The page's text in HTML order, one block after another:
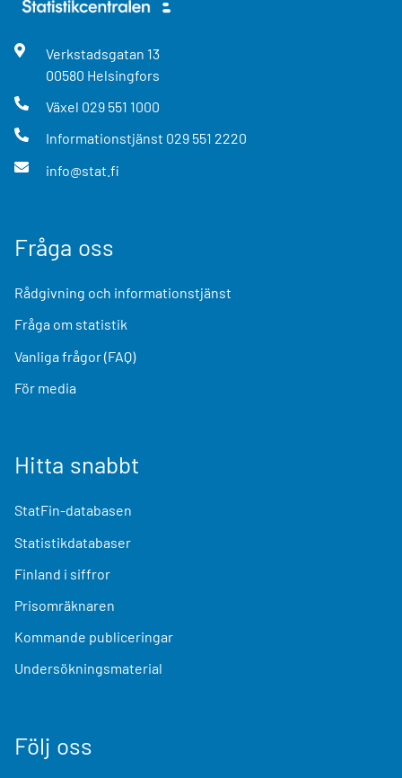
Verkstadsgatan 13
00580 Helsingfors
Växel 029 551 1000
Informationstjänst 029 551 2220
info@stat.fi
Fråga oss
Rådgivning och informationstjänst
Fråga om statistik
Vanliga frågor (FAQ)
För media
Hitta snabbt
StatFin-databasen
Statistikdatabaser
Finland i siffror
Prisomräknaren
Kommande publiceringar
Undersökningsmaterial
Följ oss